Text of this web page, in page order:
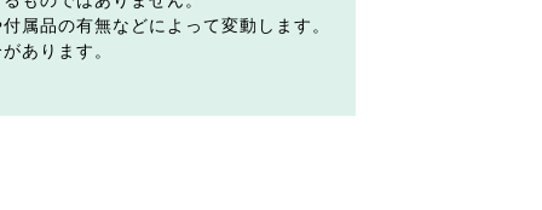
属品の有無などによって変動します。
あります。